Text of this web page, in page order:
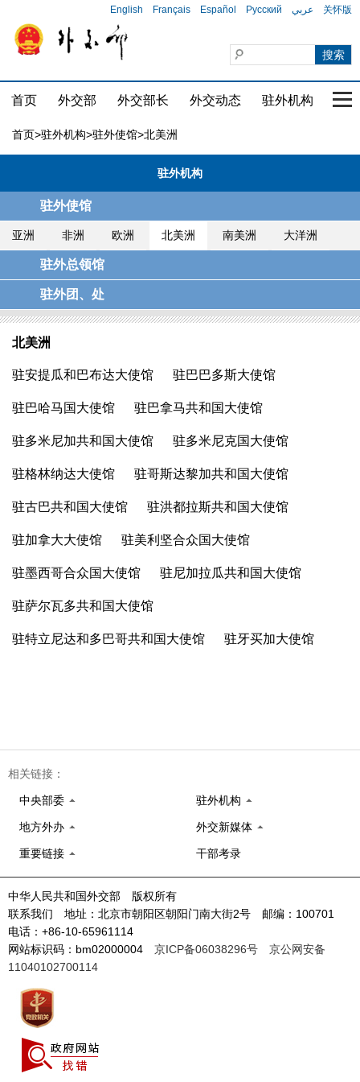
English Français Español Русский عربي 关怀版
首页 外交部 外交部长 外交动态 驻外机构 国
首页>驻外机构>驻外使馆>北美洲
驻外机构
驻外使馆
亚洲 非洲 欧洲 北美洲 南美洲 大洋洲
驻外总领馆
驻外团、处
北美洲
驻安提瓜和巴布达大使馆 驻巴巴多斯大使馆
驻巴哈马国大使馆 驻巴拿马共和国大使馆
驻多米尼加共和国大使馆 驻多米尼克国大使馆
驻格林纳达大使馆 驻哥斯达黎加共和国大使馆
驻古巴共和国大使馆 驻洪都拉斯共和国大使馆
驻加拿大大使馆 驻美利坚合众国大使馆
驻墨西哥合众国大使馆 驻尼加拉瓜共和国大使馆
驻萨尔瓦多共和国大使馆
驻特立尼达和多巴哥共和国大使馆 驻牙买加大使馆
相关链接：
中央部委 驻外机构
地方外办 外交新媒体
重要链接 干部考录
中华人民共和国外交部 版权所有
联系我们 地址：北京市朝阳区朝阳门南大街2号 邮编：100701
电话：+86-10-65961114
网站标识码：bm02000004 京ICP备06038296号
京公网安备
11040102700114